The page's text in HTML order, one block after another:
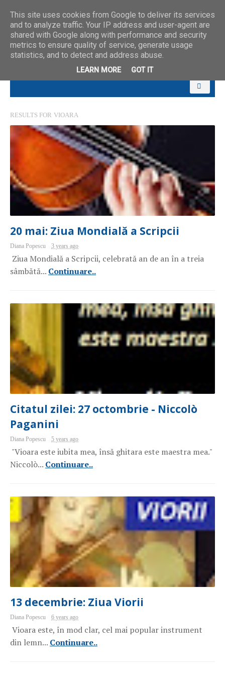
RESULTS FOR VIOARA
20 mai: Ziua Mondială a Scripcii
Diana Popescu 3 years ago
Ziua Mondială a Scripcii, celebrată an de an în a treia
sâmbătă... Continuare..
Citatul zilei: 27 octombrie - Niccolò
Paganini
Diana Popescu 5 years ago
"Vioara este iubita mea, însă ghitara este maestra mea."
Niccolò... Continuare..
13 decembrie: Ziua Viorii
Diana Popescu 6 years ago
Vioara este, în mod clar, cel mai popular instrument
din lemn... Continuare..
This site uses cookies from Google to deliver its services
and to analyze traffic. Your IP address and user-agent are
shared with Google along with performance and security
metrics to ensure quality of service, generate usage
statistics, and to detect and address abuse.
LEARN MORE GOT IT